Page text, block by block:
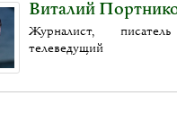
Виталий
Журналист,
телеведущий